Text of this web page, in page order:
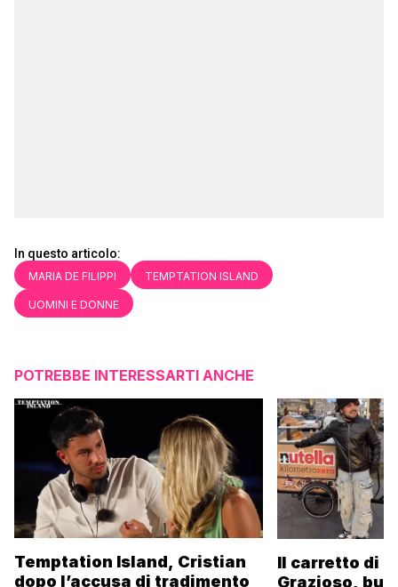
In questo articolo:
MARIA DE FILIPPI TEMPTATION ISLAND
UOMINI E DONNE
POTREBBE INTERESSARTI ANCHE
Temptation Island, Cristian
dopo l’accusa di tradimento
Il carretto di
Grazioso,